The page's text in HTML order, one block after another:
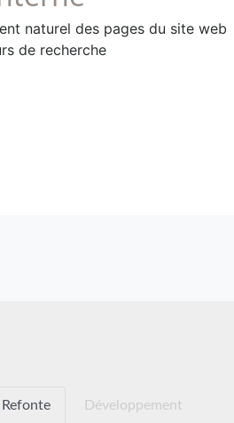
naturel des pages du site web
de recherche
Développement